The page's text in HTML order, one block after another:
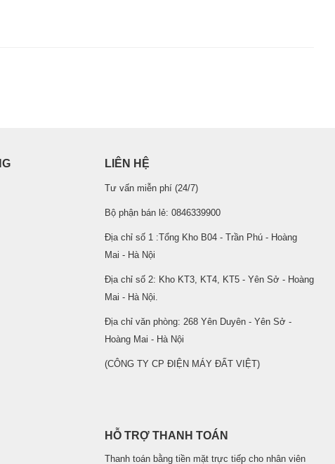
LIÊN HỆ
Tư vấn miễn phí (24/7)
Bộ phận bán lẻ: 0846339900
Địa chỉ số 1 :Tổng Kho B04 - Trần Phú - Hoàng
Mai - Hà Nội
Địa chỉ số 2: Kho KT3, KT4, KT5 - Yên Sở - Hoàng
Mai - Hà Nội.
Địa chỉ văn phòng: 268 Yên Duyên - Yên Sở -
Hoàng Mai - Hà Nội
(CÔNG TY CP ĐIỆN MÁY ĐẤT VIỆT)
HỖ TRỢ THANH TOÁN
Thanh toán bằng tiền mặt trực tiếp cho nhân viên